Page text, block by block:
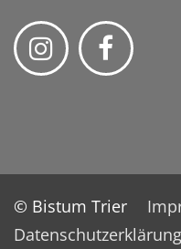
© Bistum Trier
Datenschutzerklärung